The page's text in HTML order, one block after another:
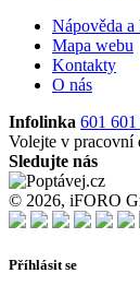
Nápověda a
Mapa webu
Kontakty
O nás
Infolinka 601 601
Volejte v pracovní
Sledujte nás
© 2026, iFORO
Příhlásit se